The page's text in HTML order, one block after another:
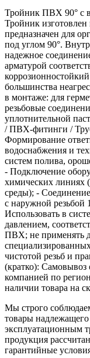
Тройник ПВХ 90° с
Тройник
предназначен для
под углом 90°.
надежное
арматурой
большинства
в монтаже: для
резьбовые
уплотнительной
/ ПВХ-фитинги /
Формирование
водоснабжения и
систем полива,
- Подключение
химических линиях
среды); -
с наружной резьбой
Использовать в
давлением,
ПВХ; не применять
чистотой резьб и
(кратко): Самовывоз
компанией по
наличии товара на
Мы строго
товары надлежащего
эксплуатационным
продукция
гарантийные